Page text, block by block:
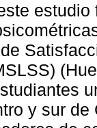
estudio
y sur de